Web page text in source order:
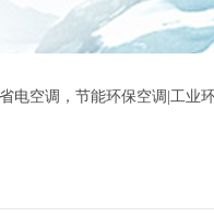
电空调，节能环保空调|工业